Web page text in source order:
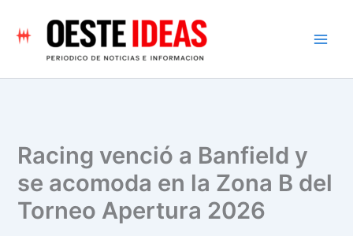
contenido
Racing venció a Banfield y
se acomoda en la Zona B del
Torneo Apertura 2026